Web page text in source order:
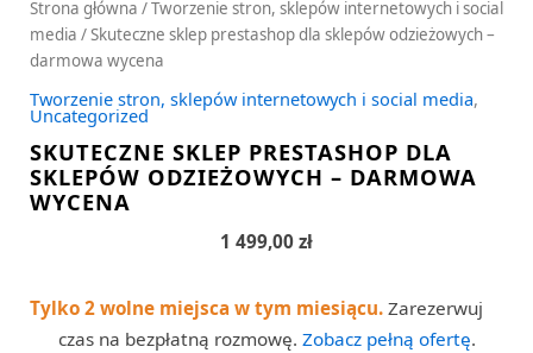
Strona główna /Tworzenie stron, sklepów internetowych i social
media / Skuteczne sklep prestashop dla sklepów odzieżowych –
darmowa wycena
Tworzenie stron, sklepów internetowych i social media,
Uncategorized
SKUTECZNE SKLEP PRESTASHOP DLA
SKLEPÓW ODZIEŻOWYCH – DARMOWA
WYCENA
1 499,00 zł
Tylko 2 wolne miejsca w tym miesiącu. Zarezerwuj
czas na bezpłatną rozmowę. Zobacz pełną ofertę.